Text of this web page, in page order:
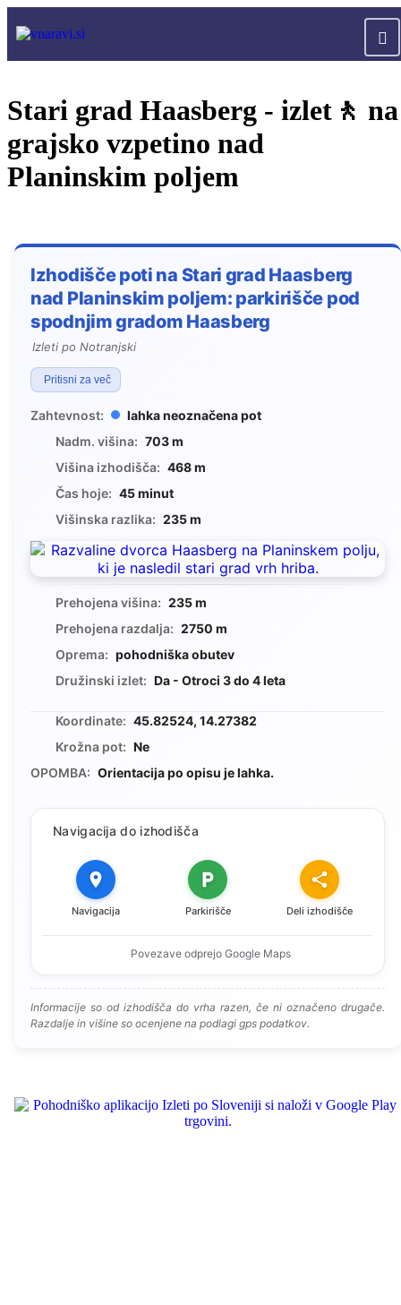
Stari grad Haasberg - izlet🚶 na
grajsko vzpetino nad
Planinskim poljem
Izhodišče poti na Stari grad Haasberg
nad Planinskim poljem: parkirišče pod
spodnjim gradom Haasberg
Izleti po Notranjski
Pritisni za več
Zahtevnost:
lahka neoznačena pot
Nadm. višina: 703 m
Višina izhodišča: 468 m
Čas hoje: 45 minut
Višinska razlika: 235 m
Prehojena višina: 235 m
Prehojena razdalja: 2750 m
Oprema: pohodniška obutev
Družinski izlet: Da - Otroci 3 do 4 leta
Koordinate: 45.82524, 14.27382
Krožna pot: Ne
OPOMBA: Orientacija po opisu je lahka.
Navigacija do izhodišča
Navigacija Parkirišče Deli izhodišče
Povezave odprejo Google Maps
Informacije so od izhodišča do vrha razen, če ni označeno drugače.
Razdalje in višine so ocenjene na podlagi gps podatkov.